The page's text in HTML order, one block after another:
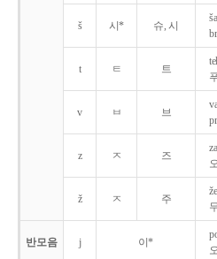
š 시* 슈, 시
t ㅌ 트
v ㅂ 브
z ㅈ 즈
ž ㅈ 주
반모음 j 이*